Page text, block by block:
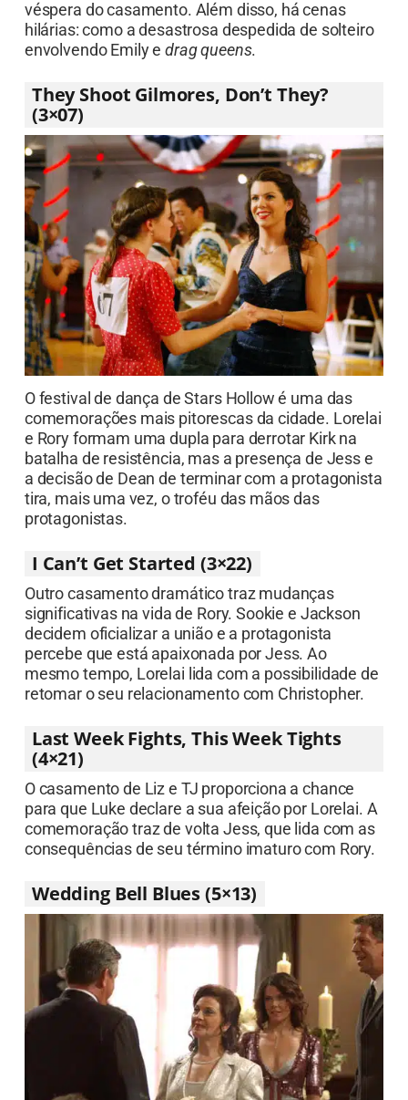
véspera do casamento. Além disso, há cenas
hilárias: como a desastrosa despedida de solteiro
envolvendo Emily edrag queens.
They Shoot Gilmores, Don’t They?
(3×07)
O festival de dança de Stars Hollow é uma das
comemorações mais pitorescas da cidade. Lorelai
e Rory formam uma dupla para derrotar Kirk na
batalha de resistência, mas a presença de Jess e
a decisão de Dean de terminar com a protagonista
tira, mais uma vez, o troféu das mãos das
protagonistas.
I Can’t Get Started (3×22)
Outro casamento dramático traz mudanças
significativas na vida de Rory. Sookie e Jackson
decidem oficializar a união e a protagonista
percebe que está apaixonada por Jess. Ao
mesmo tempo, Lorelai lida com a possibilidade de
retomar o seu relacionamento com Christopher.
Last Week Fights, This Week Tights
(4×21)
O casamento de Liz e TJ proporciona a chance
para que Luke declare a sua afeição por Lorelai. A
comemoração traz de volta Jess, que lida com as
consequências de seu término imaturo com Rory.
Wedding Bell Blues (5×13)